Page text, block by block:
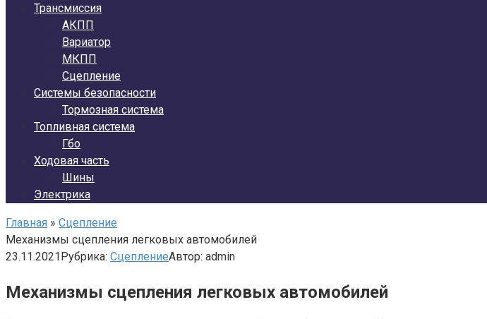
Трансмиссия
АКПП
Вариатор
МКПП
Сцепление
Системы безопасности
Тормозная система
Топливная система
Гбо
Ходовая часть
Шины
Электрика
Главная » Сцепление
Механизмы сцепления легковых автомобилей
23.11.2021Рубрика: СцеплениеАвтор: admin
Механизмы сцепления легковых автомобилей